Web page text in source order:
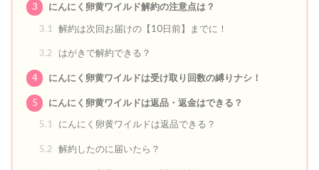
3
にんにく卵黄ワイルド解約の注意点は？
3.1
解約は次回お届けの【10日前】までに！
3.2 はがきで解約できる？
4 にんにく卵黄ワイルドは受け取り回数の縛りナシ！
5
にんにく卵黄ワイルドは返品・返金はできる？
5.1
にんにく卵黄ワイルドは返品できる？
5.2 解約したのに届いたら？